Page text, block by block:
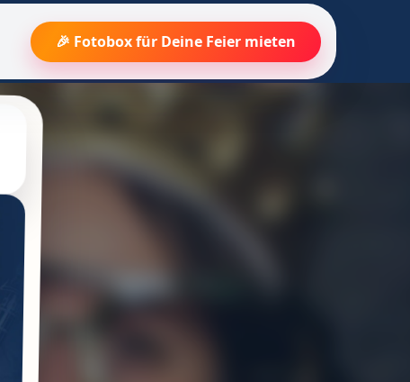
🎉 Fotobox für Deine Feier mieten